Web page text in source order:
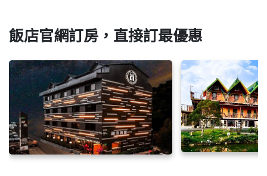
飯店官網訂房，直接訂最優惠